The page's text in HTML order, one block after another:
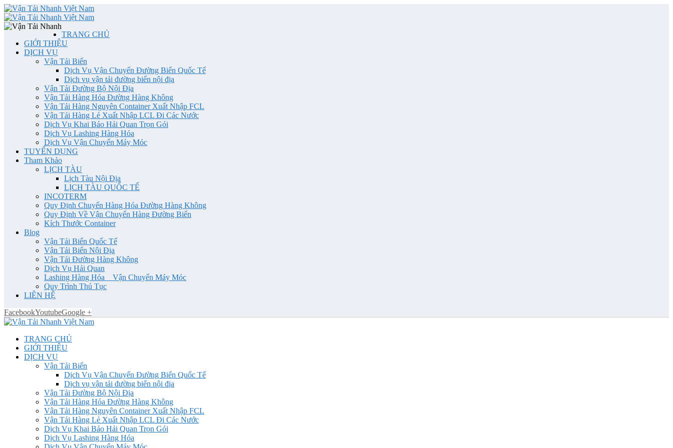
TRANG CHỦ
GIỚI THIỆU
DỊCH VỤ
Vận Tải Biển
Dịch Vụ Vận Chuyển Đường Biển Quốc Tế
Dịch vụ vận tải đường biển nội địa
Vận Tải Đường Bộ Nội Địa
Vận Tải Hàng Hóa Đường Hàng Không
Vận Tải Hàng Nguyên Container Xuất Nhập FCL
Vận Tải Hàng Lẻ Xuất Nhập LCL Đi Các Nước
Dịch Vụ Khai Báo Hải Quan Trọn Gói
Dịch Vụ Lashing Hàng Hóa
Dịch Vụ Vận Chuyển Máy Móc
TUYỂN DỤNG
Tham Khảo
LỊCH TÀU
Lịch Tàu Nội Địa
LỊCH TÀU QUỐC TẾ
INCOTERM
Quy Định Chuyển Hàng Hóa Đường Hàng Không
Quy Định Về Vận Chuyển Hàng Đường Biển
Kích Thước Container
Blog
Vận Tải Biển Quốc Tế
Vận Tải Biển Nội Địa
Vận Tải Đường Hàng Không
Dịch Vụ Hải Quan
Lashing Hàng Hóa _ Vận Chuyển Máy Móc
Quy Trình Thủ Tục
LIÊN HỆ
FacebookYoutubeGoogle +
TRANG CHỦ
GIỚI THIỆU
DỊCH VỤ
Vận Tải Biển
Dịch Vụ Vận Chuyển Đường Biển Quốc Tế
Dịch vụ vận tải đường biển nội địa
Vận Tải Đường Bộ Nội Địa
Vận Tải Hàng Hóa Đường Hàng Không
Vận Tải Hàng Nguyên Container Xuất Nhập FCL
Vận Tải Hàng Lẻ Xuất Nhập LCL Đi Các Nước
Dịch Vụ Khai Báo Hải Quan Trọn Gói
Dịch Vụ Lashing Hàng Hóa